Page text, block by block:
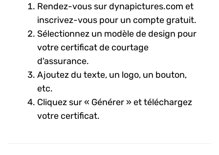
Rendez-vous sur dynapictures.com et
inscrivez-vous pour un compte gratuit.
Sélectionnez un modèle de design pour
votre certificat de courtage
d'assurance.
Ajoutez du texte, un logo, un bouton,
etc.
Cliquez sur « Générer » et téléchargez
votre certificat.